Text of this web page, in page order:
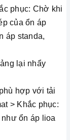
phục: Chờ khi
của ổn áp
áp standa,
lại nhẩy
hợp với tải
> Khắc phục:
ổn áp lioa